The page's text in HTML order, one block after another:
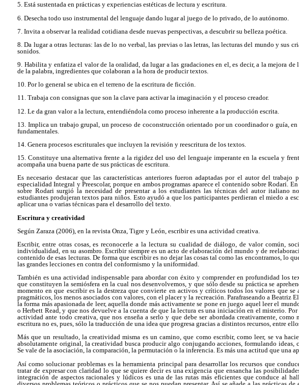
5. Está sustentada en prácticas y experiencias estéticas de lectura y escritura.
6. Desecha todo uso instrumental del lenguaje dando lugar al juego de lo privado, de lo autónomo.
7. Invita a observar la realidad cotidiana desde nuevas perspectivas, a descubrir su belleza poética.
8. Da lugar a otras lecturas: las de lo no verbal, las previas o las letras, las lecturas del mundo y sus
sonidos.
9. Habilita y enfatiza el valor de la oralidad, da lugar a las gradaciones en el, es decir, a la mejora
de la palabra, ingredientes que colaboran a la hora de producir textos.
10. Por lo general se ubica en el terreno de la escritura de ficción.
11. Trabaja con consignas que son la clave para activar la imaginación y el proceso creador.
12. Le da gran valor a la lectura, entendiéndola como proceso inherente a la producción escrita.
13. Implica un trabajo grupal, un proceso de coconstrucción orientado por un coordinador o guía,
fundamentales.
14. Genera procesos escriturales que incluyen la revisión y reescritura de los textos.
15. Constituye una alternativa frente a la rigidez del uso del lenguaje imperante en la escuela y
acompaña una buena parte de sus prácticas de escritura.
Es necesario destacar que las características anteriores fueron adaptadas por el autor del
especialidad Integral y Preescolar, porque en ambos programas aparece el contenido sobre Rodari.
sobre Rodari surgió la necesidad de presentar a los estudiantes las técnicas del autor italiano
estudiantes produjeran textos para niños. Esto ayudó a que los participantes perdieran el miedo a
aplicar una o varias técnicas para el desarrollo del texto.
Escritura y creatividad
Según Zaraza (2006), en la revista Onza, Tigre y León, escribir es una actividad creativa.
Escribir, entre otras cosas, es reconocerle a la lectura su cualidad de diálogo, de valor común,
individualidad, en su asombro. Escribir siempre es un acto de elaboración del mundo y de
contenido de esas lecturas. De forma que escribir es no dejar las cosas tal como las encontramos, lo
las grandes lecciones en contra del conformismo y la uniformidad.
También es una actividad indispensable para abordar con éxito y comprender en profundidad los
que constituyen la semiósfera en la cual nos desenvolvemos, y que sólo desde su práctica se
momento en que escribir es la destreza que convierte en activos y críticos todos los valores que
pragmáticos, los menos asociados con valores, con el placer y la recreación. Parafraseando a Beatriz
la forma más apasionada de leer, aquella donde más activamente se pone en juego aquel leer el
o Herbett Read, y que nos devuelve a la cuenta de que la lectura es una iniciación en el misterio.
actividad ante todo creativa, que nos enseña a serlo y que debe ser abordada creativamente,
escritura no es, pues, sólo la traducción de una idea que progresa gracias a distintos recursos, entre
Más que un resultado, la creatividad misma es un camino, que como escribir, como leer, se va
absolutamente original, la creatividad busca producir algo conjugando acciones, formulando ideas,
Se vale de la asociación, la comparación, la permutación o la inferencia. Es más una actitud que una
Así como solucionar problemas es la herramienta principal para desarrollar los recursos que
tratar de expresar con claridad lo que se quiere decir es una exigencia que ensancha las
integración de aspectos racionales y lúdicos es una de las rutas más eficientes que conduce al